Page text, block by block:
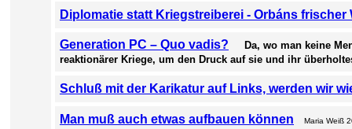
Diplomatie statt Kriegstreiberei - Orbáns frischer
Generation PC – Quo vadis?
Da, wo man keine
reaktionärer Kriege, um den Druck auf sie und ihr
Schluß mit der Karikatur auf Links, werden wir
Man muß auch etwas aufbauen können Maria Weiß